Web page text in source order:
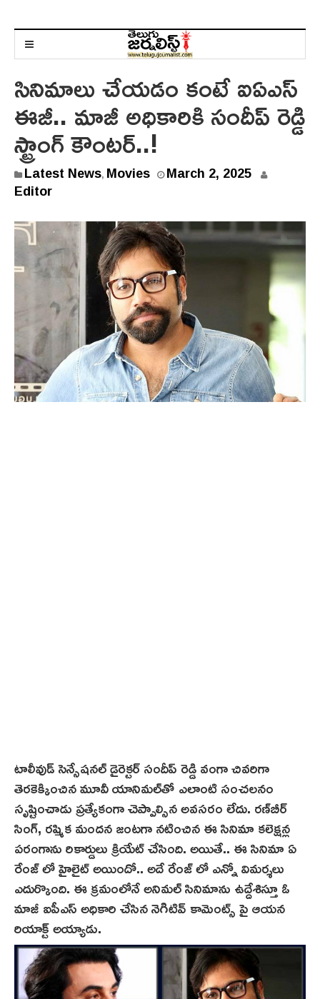
సినిమాలు చేయడం కంటే ఐఏఎస్
ఈజీ.. మాజీ అధికారికి సందీప్ రెడ్డి
స్ట్రాంగ్ కౌంటర్..!
Latest News, Movies March 2, 2025
Editor
టాలీవుడ్ సెన్సేషనల్ డైరెక్టర్ సందీప్ రెడ్డి వంగా చివ‌రిగా
తెరకెక్కించిన మూవీ యానిమల్‌తో ఎలాంటి సంచలనం
సృష్టించాడు ప్రత్యేకంగా చెప్పాల్సిన అవసరం లేదు. రణ్‌బీర్‌
సింగ్, రష్మిక మందన‌ జంటగా నటించిన ఈ సినిమా కలెక్షన్ల
పరంగాను రికార్డులు క్రియేట్ చేసింది. అయితే.. ఈ సినిమా ఏ
రేంజ్ లో హైలైట్ అయిందో.. అదే రేంజ్ లో ఎన్నో విమర్శలు
ఎదుర్కొంది. ఈ క్రమంలోనే అనిమల్ సినిమాను ఉద్దేశిస్తూ ఓ
మాజీ ఐపీఎస్ అధికారి చేసిన నెగిటివ్ కామెంట్స్ పై ఆయన
రియాక్ట్ అయ్యాడు.